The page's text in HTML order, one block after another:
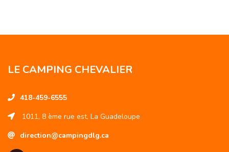
LE CAMPING CHEVALIER
418-459-6555
1011, 8 ème rue est, La Guadeloupe
direction@campingdlg.ca